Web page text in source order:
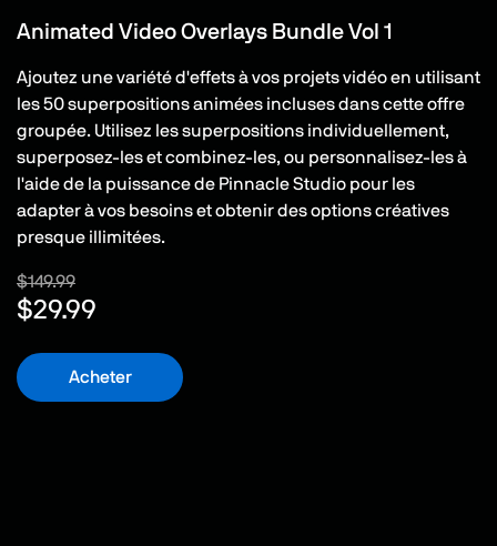
Animated Video Overlays Bundle Vol 1
Ajoutez une variété d'effets à vos projets vidéo en utilisant
les 50 superpositions animées incluses dans cette offre
groupée. Utilisez les superpositions individuellement,
superposez-les et combinez-les, ou personnalisez-les à
l'aide de la puissance de Pinnacle Studio pour les
adapter à vos besoins et obtenir des options créatives
presque illimitées.
$149.99
$29.99
Acheter